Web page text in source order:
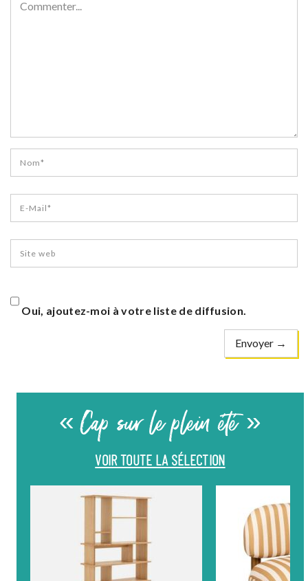
Oui, ajoutez-moi à votre liste de diffusion.
« Cap sur le plein été »
VOIR TOUTE LA SÉLECTION